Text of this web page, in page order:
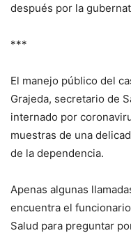
después por la
***
El manejo público del
Grajeda, secretario de
internado por
muestras de una
de la dependencia.
Apenas algunas
encuentra el
Salud para preguntar